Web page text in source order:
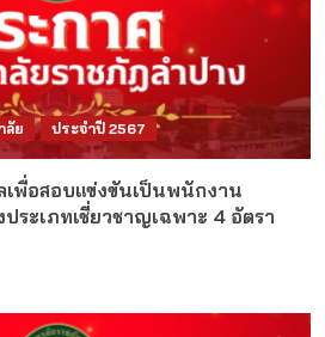
ลัย ประจำปี 2567
เพื่อสอบแข่งขันเป็นพนักงาน
ระเภทเชี่ยวชาญเฉพาะ 4 อัตรา